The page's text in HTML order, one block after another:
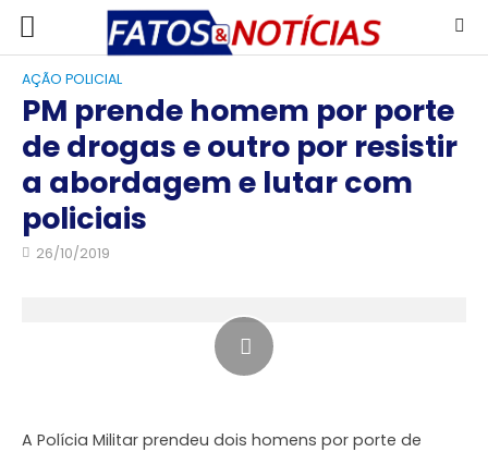
AÇÃO POLICIAL
PM prende homem por porte
de drogas e outro por resistir
a abordagem e lutar com
policiais
26/10/2019
A Polícia Militar prendeu dois homens por porte de